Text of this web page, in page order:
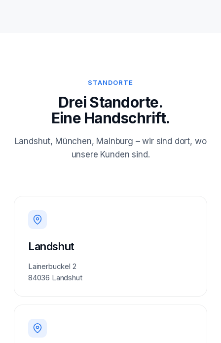
STANDORTE
Drei Standorte.
Eine Handschrift.
Landshut, München, Mainburg – wir sind dort, wo
unsere Kunden sind.
Landshut
Lainerbuckel 2
84036 Landshut